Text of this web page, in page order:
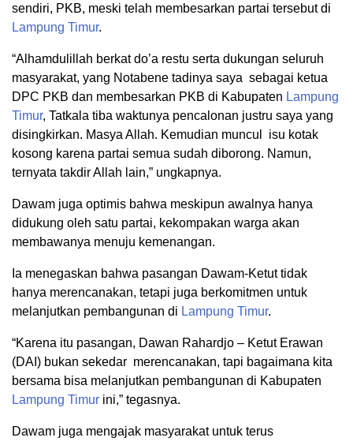
sendiri, PKB, meski telah membesarkan partai tersebut di
Lampung Timur.
“Alhamdulillah berkat do’a restu serta dukungan seluruh
masyarakat, yang Notabene tadinya saya sebagai ketua
DPC PKB dan membesarkan PKB di Kabupaten Lampung
Timur, Tatkala tiba waktunya pencalonan justru saya yang
disingkirkan. Masya Allah. Kemudian muncul isu kotak
kosong karena partai semua sudah diborong. Namun,
ternyata takdir Allah lain,” ungkapnya.
Dawam juga optimis bahwa meskipun awalnya hanya
didukung oleh satu partai, kekompakan warga akan
membawanya menuju kemenangan.
Ia menegaskan bahwa pasangan Dawam-Ketut tidak
hanya merencanakan, tetapi juga berkomitmen untuk
melanjutkan pembangunan di Lampung Timur.
“Karena itu pasangan, Dawan Rahardjo – Ketut Erawan
(DAI) bukan sekedar merencanakan, tapi bagaimana kita
bersama bisa melanjutkan pembangunan di Kabupaten
Lampung Timur ini,” tegasnya.
Dawam juga mengajak masyarakat untuk terus